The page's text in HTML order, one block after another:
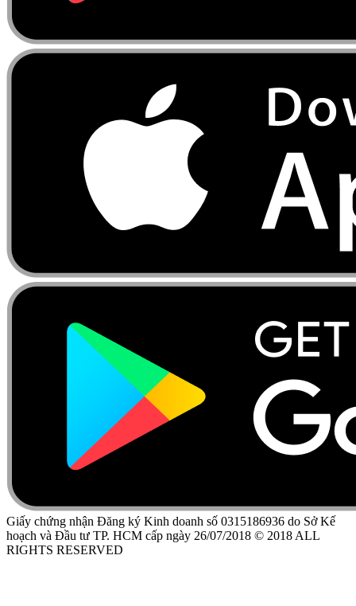
Giấy chứng nhận Đăng ký Kinh doanh số 0315186936 do Sở Kế
hoạch và Đầu tư TP. HCM cấp ngày 26/07/2018 © 2018 ALL
RIGHTS RESERVED